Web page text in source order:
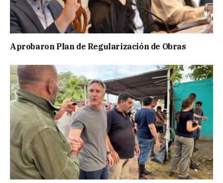
Aprobaron Plan de Regularización de Obras